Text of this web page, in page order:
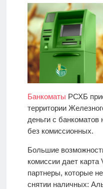
Банкоматы РСХБ
территории
деньги с
без комиссионных.
Большие
комиссии дает
партнеры, которые
снятии наличных: